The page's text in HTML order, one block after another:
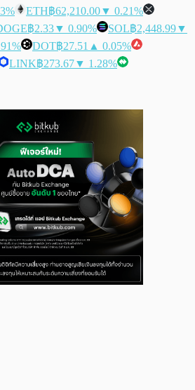
ETH฿62,210.00▼ 0.21%
฿2.33▼ 0.90% SOL฿2,448.99▼
DOT฿27.51 ▲ 0.05%
LINK฿273.67▼ 1.28%